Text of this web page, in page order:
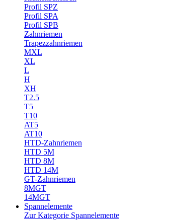
Profil SPZ
Profil SPA
Profil SPB
Zahnriemen
Trapezzahnriemen
MXL
XL
L
H
XH
T2.5
T5
T10
AT5
AT10
HTD-Zahnriemen
HTD 5M
HTD 8M
HTD 14M
GT-Zahnriemen
8MGT
14MGT
Spannelemente
Zur Kategorie Spannelemente